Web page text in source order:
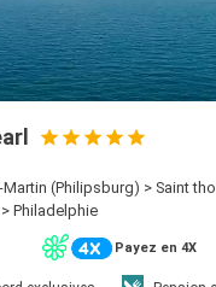
(Philipsburg) > Saint
Philadelphie
Payez en 4X